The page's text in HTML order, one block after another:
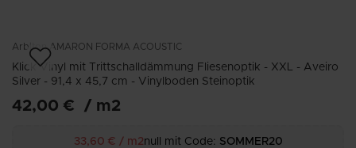
Arbiton AMARON FORMA ACOUSTIC
Klick Vinyl mit Trittschalldämmung Fliesenoptik - XXL - Aveiro
Silver - 91,4 x 45,7 cm - Vinylboden Steinoptik
42,00 € / m2
33,60 € / m2null mit Code: SOMMER20